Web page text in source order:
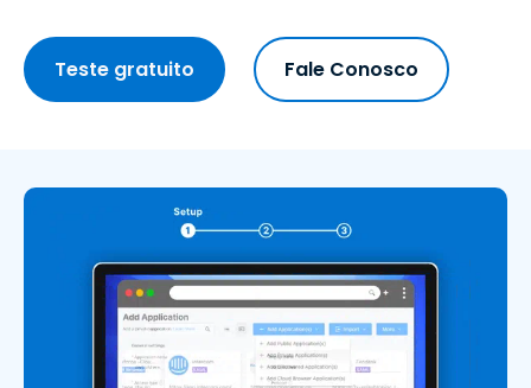
Teste gratuito Fale Conosco